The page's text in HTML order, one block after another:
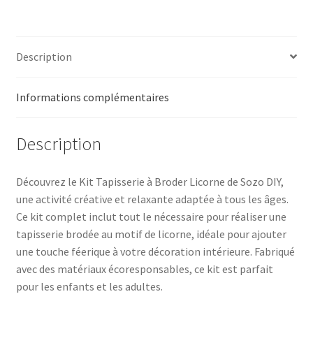
Description
Informations complémentaires
Description
Découvrez le Kit Tapisserie à Broder Licorne de Sozo DIY,
une activité créative et relaxante adaptée à tous les âges.
Ce kit complet inclut tout le nécessaire pour réaliser une
tapisserie brodée au motif de licorne, idéale pour ajouter
une touche féerique à votre décoration intérieure. Fabriqué
avec des matériaux écoresponsables, ce kit est parfait
pour les enfants et les adultes.